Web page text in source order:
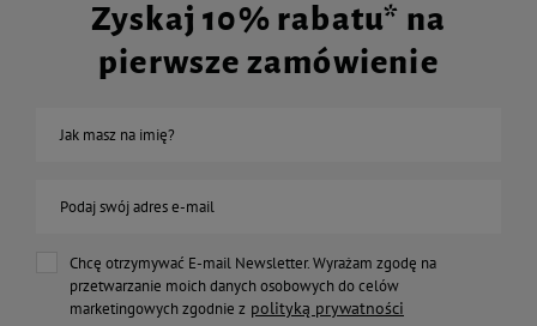
Zyskaj 10% rabatu* na
pierwsze zamówienie
Jak masz na imię?
Podaj swój adres e-mail
Chcę otrzymywać E-mail Newsletter. Wyrażam zgodę na
przetwarzanie moich danych osobowych do celów
marketingowych zgodnie z polityką prywatności